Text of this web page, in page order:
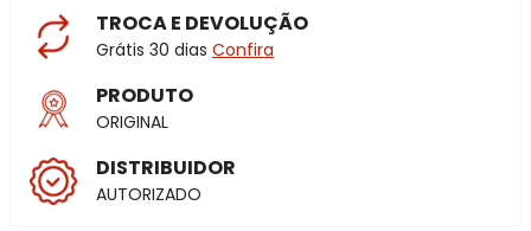
TROCA E DEVOLUÇÃO
Grátis 30 dias Confira
PRODUTO
ORIGINAL
DISTRIBUIDOR
AUTORIZADO